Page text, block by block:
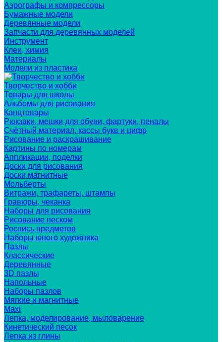
Аэрографы и компрессоры
Бумажные модели
Деревянные модели
Запчасти для деревянных моделей
Инструмент
Клеи, химия
Материалы
Модели из пластика
Творчество и хобби
Товары для школы
Альбомы для рисования
Канцтовары
Рюкзаки, мешки для обуви, фартуки, пеналы
Счётный материал, кассы букв и цифр
Рисование и раскрашивание
Картины по номерам
Аппликации, поделки
Доски для рисования
Доски магнитные
Мольберты
Витражи, трафареты, штампы
Гравюры, чеканка
Наборы для рисования
Рисование песком
Роспись предметов
Наборы юного художника
Пазлы
Классические
Деревянные
3D пазлы
Напольные
Наборы пазлов
Мягкие и магнитные
Maxi
Лепка, моделирование, мыловарение
Кинетический песок
Лепка из глины